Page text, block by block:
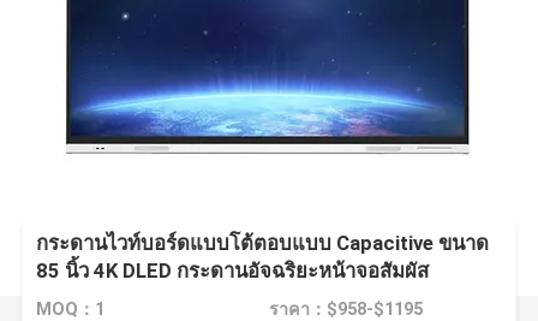
กระดานไวท์บอร์ดแบบโต้ตอบแบบ Capacitive ขนาด
85 นิ้ว 4K DLED กระดานอัจฉริยะหน้าจอสัมผัส
MOQ：1 ราคา：$958-$1195